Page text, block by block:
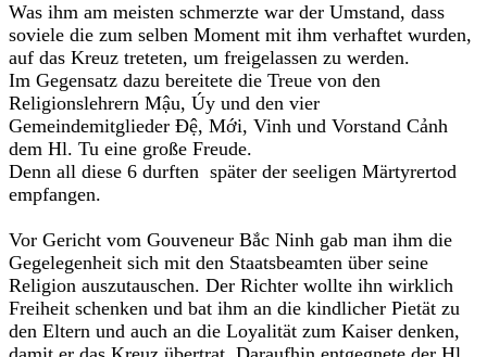
Was ihm am meisten schmerzte war der Umstand, dass
soviele die zum selben Moment mit ihm verhaftet wurden,
auf das Kreuz treteten, um freigelassen zu werden.
Im Gegensatz dazu bereitete die Treue von den
Religionslehrern Mậu, Úy und den vier
Gemeindemitglieder Đệ, Mới, Vinh und Vorstand Cảnh
dem Hl. Tu eine große Freude.
Denn all diese 6 durften später der seeligen Märtyrertod
empfangen.
Vor Gericht vom Gouveneur Bắc Ninh gab man ihm die
Gegelegenheit sich mit den Staatsbeamten über seine
Religion auszutauschen. Der Richter wollte ihn wirklich
Freiheit schenken und bat ihm an die kindlicher Pietät zu
den Eltern und auch an die Loyalität zum Kaiser denken,